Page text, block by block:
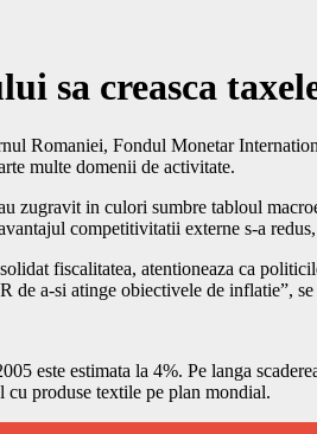
sa creasca
Romaniei, Fondul Monetar
multe domenii de activitate.
zugravit in culori sumbre tabloul
competitivitatii externe s-a
fiscalitatea, atentioneaza ca
de a-si atinge obiectivele de inflatie”,
este estimata la 4%. Pe langa
produse textile pe plan mondial.